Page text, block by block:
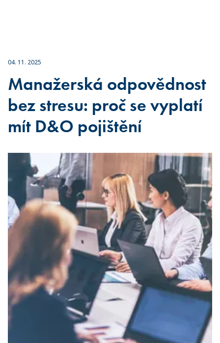
04. 11. 2025
Manažerská odpovědnost
bez stresu: proč se vyplatí
mít D&O pojištění